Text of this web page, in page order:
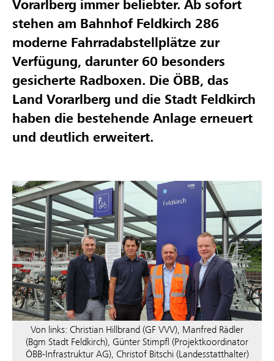
Vorarlberg immer beliebter. Ab sofort
stehen am Bahnhof Feldkirch 286
moderne Fahrradabstellplätze zur
Verfügung, darunter 60 besonders
gesicherte Radboxen. Die ÖBB, das
Land Vorarlberg und die Stadt Feldkirch
haben die bestehende Anlage erneuert
und deutlich erweitert.
Von links: Christian Hillbrand (GF VVV), Manfred Rädler
(Bgm Stadt Feldkirch), Günter Stimpfl (Projektkoordinator
ÖBB-Infrastruktur AG), Christof Bitschi (Landesstatthalter)